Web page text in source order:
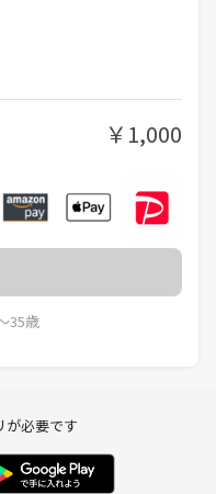
！
￥1,000
35歳
が必要です